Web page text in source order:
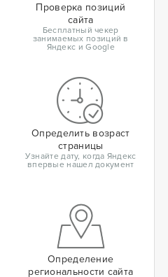
Проверка позиций
сайта
Бесплатный чекер
занимаемых позиций в
Яндекс и Google
Определить возраст
страницы
Узнайте дату, когда Яндекс
впервые нашел документ
Определение
региональности сайта